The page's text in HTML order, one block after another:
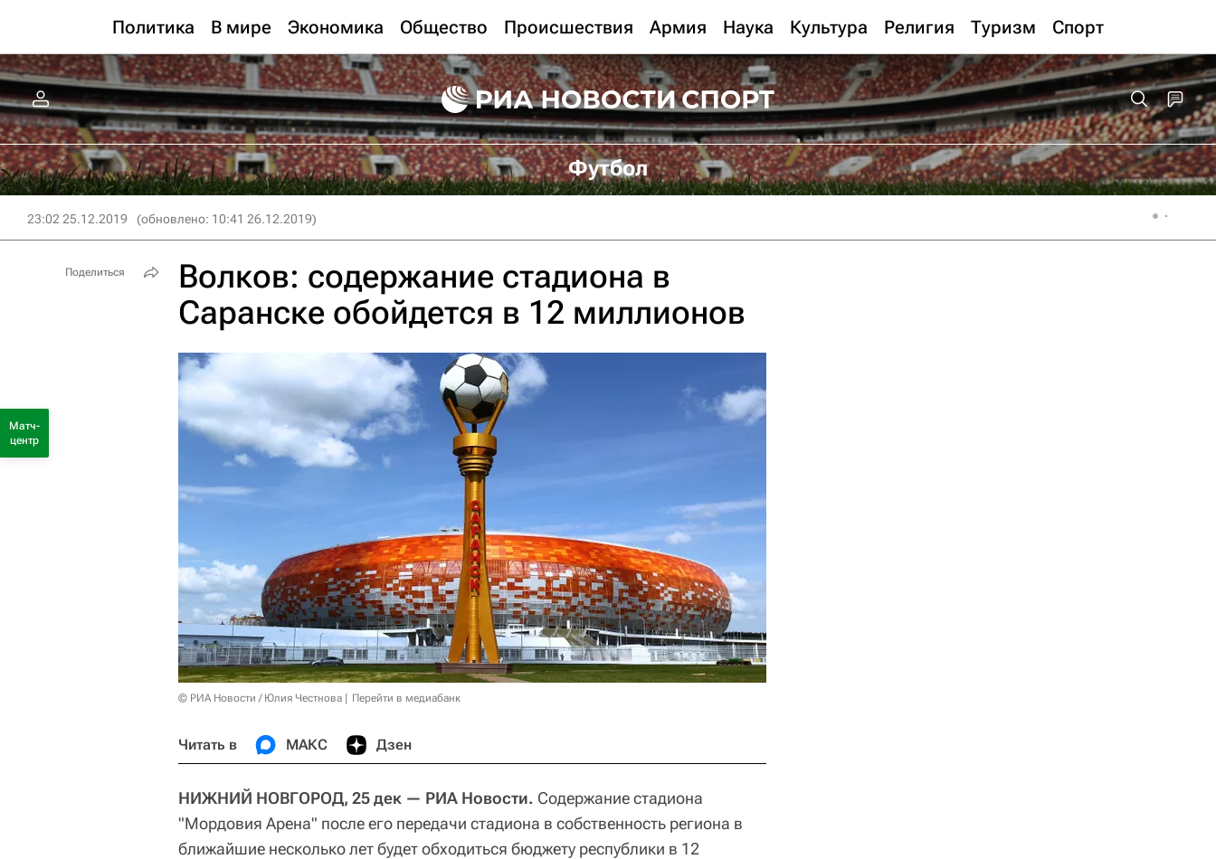
Политика В мире Экономика Общество Происшествия Армия Наука Культура Религия Туризм Спорт
Футбол
23:02 25.12.2019 (обновлено: 10:41 26.12.2019)
Волков: содержание стадиона в
Саранске обойдется в 12 миллионов
© РИА Новости / Юлия Честнова Перейти в медиабанк
Читать в МАКС Дзен
НИЖНИЙ НОВГОРОД, 25 дек — РИА Новости. Содержание стадиона
"Мордовия Арена" после его передачи стадиона в собственность региона в
ближайшие несколько лет будет обходиться бюджету республики в 12
Поделиться
Матч-
центр